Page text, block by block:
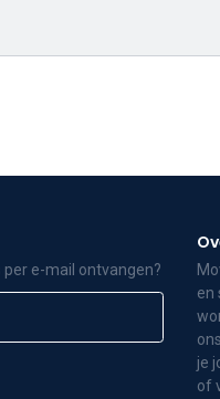
e-mail ontvangen?
en
je
of